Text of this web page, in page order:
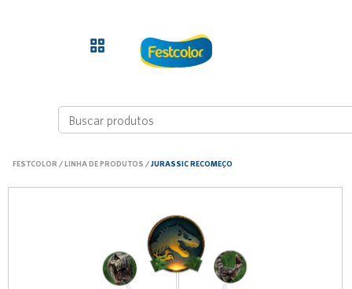
FESTCOLOR /LINHA DE PRODUTOS /JURASSIC RECOMEÇO